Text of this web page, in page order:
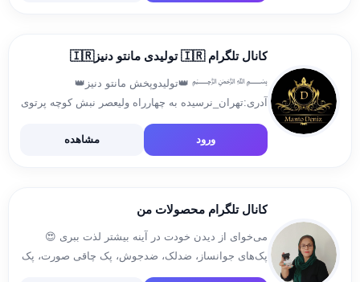
کانال تلگرام 🇮🇷 تولیدی مانتو دنیز🇮🇷
﷽ 👑تولیدوپخش مانتو دنیز👑
آدری:تهران_نرسیده به چهارراه ولیعصر نبش کوچه پرتوی
🔝 💎ارائه مدلهای زیبا و باکیفیت زیر قیمت کل بازار
09384712198 @mohsenkm97 لینک اینستاگرام
ورود مشاهده
کانال تلگرام محصولات من
می‌خوای از دیدن خودت در آینه بیشتر لذت ببری 😍
پک‌های جوانساز، ضدلک، ضدجوش، پک چاقی صورت، پک
لاغری و پک‌های درمانی کبد چرب و دیابت و غلظت خون